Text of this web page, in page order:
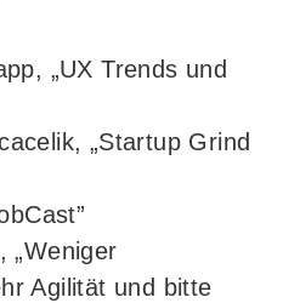
„UX Trends und
„Startup Grind
„Weniger
Agilität und bitte